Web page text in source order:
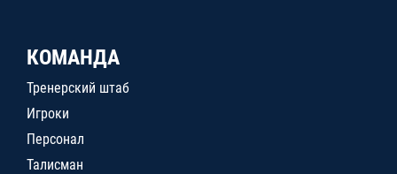
КОМАНДА
Тренерский штаб
Игроки
Персонал
Талисман